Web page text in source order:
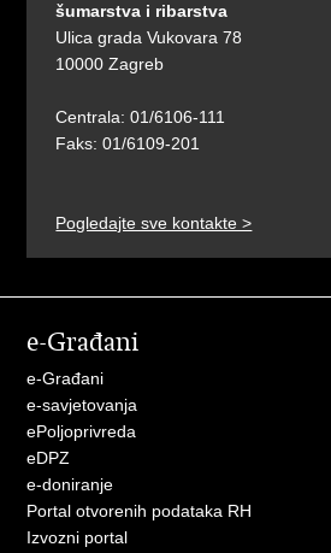
šumarstva i ribarstva
Ulica grada Vukovara 78
10000 Zagreb
Centrala: 01/6106-111
Faks: 01/6109-201
Pogledajte sve kontakte >
e-Građani
e-Građani
e-savjetovanja
ePoljoprivreda
eDPZ
e-doniranje
Portal otvorenih podataka RH
Izvozni portal